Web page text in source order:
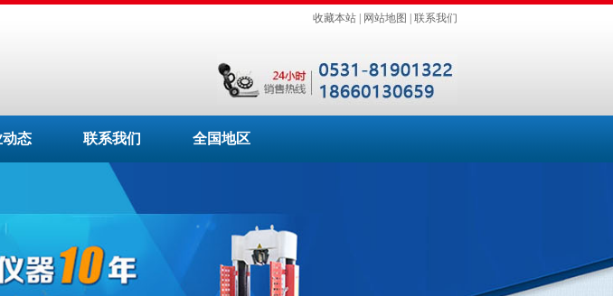
收藏本站 网站地图 联系我们
态 联系我们 全国地区